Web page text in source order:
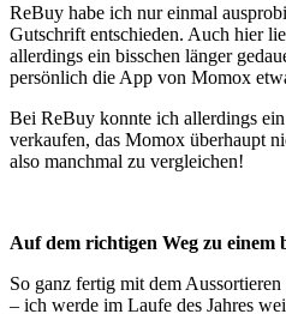
ReBuy habe ich nur einmal
Gutschrift entschieden. Auch hier
allerdings ein bisschen länger
persönlich die App von Momox
Bei ReBuy konnte ich allerdings
verkaufen, das Momox überhaupt
also manchmal zu vergleichen!
Auf dem richtigen Weg zu einem
So ganz fertig mit dem
– ich werde im Laufe des Jahres